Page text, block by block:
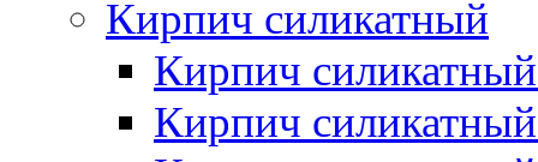
Кирпич силикатный
Кирпич
Кирпич